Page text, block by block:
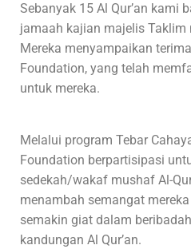
Sebanyak 15 Al Qur’an kami
jamaah kajian majelis Taklim
Mereka menyampaikan
Foundation, yang telah
untuk mereka.
Melalui program Tebar
Foundation berpartisipasi
sedekah/wakaf mushaf Al-
menambah semangat
semakin giat dalam
kandungan Al Qur’an.